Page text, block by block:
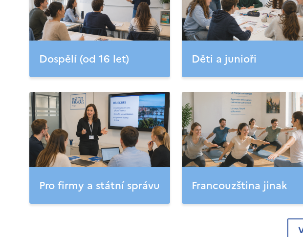
Dospělí (od 16 let) Děti a junioři
Pro firmy a státní správu Francouzština jinak